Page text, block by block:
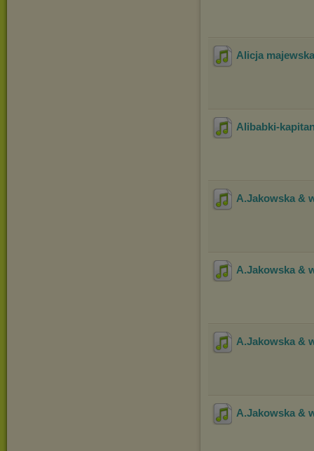
Alicja
Alibabki-
A.Jakowska &
A.Jakowska &
A.Jakowska &
A.Jakowska &